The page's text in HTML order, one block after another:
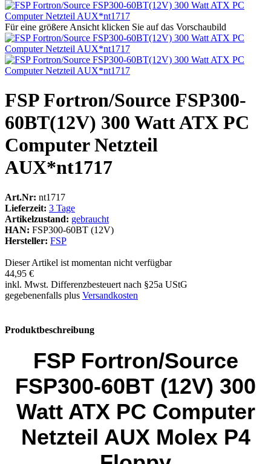
Für eine größere Ansicht klicken Sie auf das Vorschaubild
FSP Fortron/Source FSP300-
60BT(12V) 300 Watt ATX PC
Computer Netzteil
AUX*nt1717
Art.Nr: nt1717
Lieferzeit: 3 Tage
Artikelzustand: gebraucht
HAN: FSP300-60BT (12V)
Hersteller: FSP
Dieser Artikel ist momentan nicht verfügbar
44,95 €
inkl. Mwst. Differenzbesteuert nach §25a UStG
gegebenenfalls plus Versandkosten
Produktbeschreibung
FSP Fortron/Source
FSP300-60BT (12V) 300
Watt ATX PC Computer
Netzteil AUX Molex P4